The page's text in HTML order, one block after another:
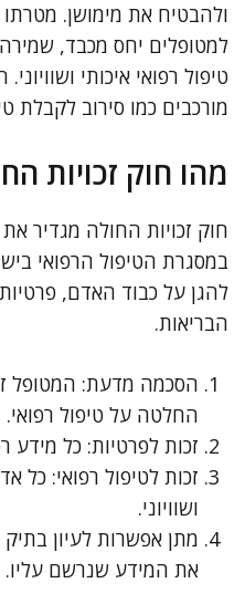
ולהבטיח את מימושן.
למטופלים יחס מכבד,
טיפול רפואי איכותי
מורכבים כמו סירוב לקבלת
מהו חוק זכויות
חוק זכויות החולה מגדיר
במסגרת הטיפול הרפואי
להגן על כבוד האדם,
הבריאות.
הסכמה מדעת: המטופל
החלטה על טיפול רפואי.
זכות לפרטיות: כל מידע
זכות לטיפול רפואי: כל
ושוויוני.
מתן אפשרות לעיון
את המידע שנרשם עליו.